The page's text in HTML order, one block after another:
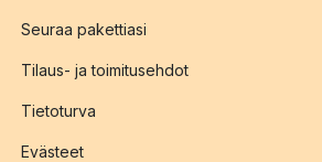
Seuraa pakettiasi
Tilaus- ja toimitusehdot
Tietoturva
Evästeet